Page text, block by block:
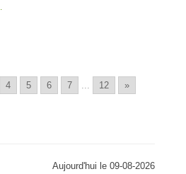
4 5 6 7 12 »
Aujourd'hui le 09-08-2026